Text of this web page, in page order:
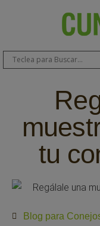
tu
Blog para